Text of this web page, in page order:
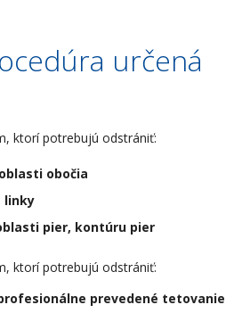
určená
ktorí potrebujú odstrániť:
obočia
linky
pier, kontúru pier
ktorí potrebujú odstrániť:
prevedené tetovanie